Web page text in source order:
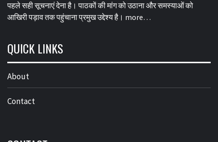
पहले सही सूचनाएं देना है। पाठकों की मांग को उठाना और समस्याओं को
आखिरी पड़ाव तक पहुंचाना प्रमुख उद्देश्य है। more…
QUICK LINKS
About
Contact